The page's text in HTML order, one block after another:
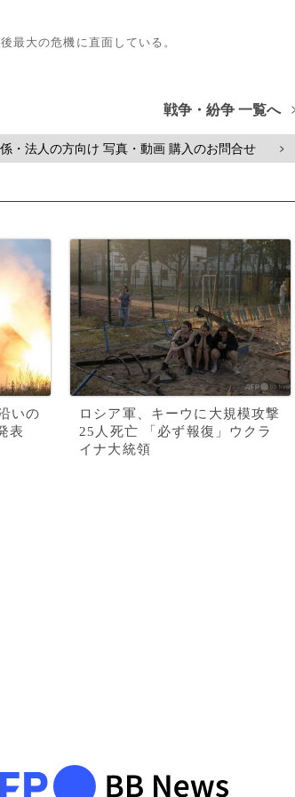
最大の危機に直面している。
戦争・紛争 一覧へ
・法人の方向け 写真・動画 購入のお問合せ >
いの
表
ロシア軍、キーウに大規模攻撃
25人死亡 「必ず報復」ウクラ
イナ大統領